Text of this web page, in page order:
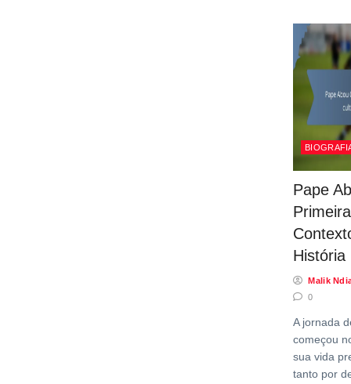
Pape
História
Malik
0
A jornada
começou
sua vida
tanto por